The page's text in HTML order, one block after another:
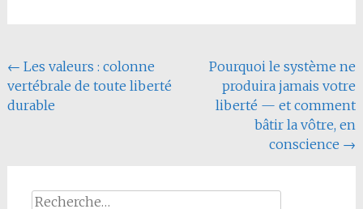
Navigation
de
← Les valeurs : colonne
vertébrale de toute liberté
durable
Pourquoi le système ne
produira jamais votre
liberté — et comment
bâtir la vôtre, en
conscience →
Rechercher :